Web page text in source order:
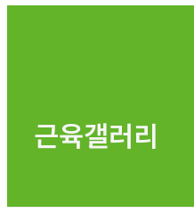
근육갤러리